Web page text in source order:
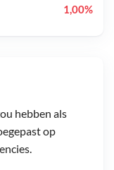
hebben als
op
1,00%